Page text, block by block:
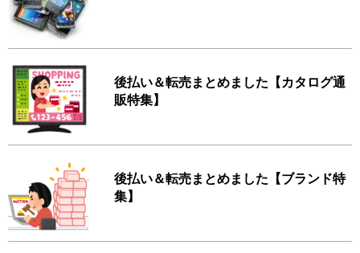
後払い＆転売まとめました【カタログ通
販特集】
後払い＆転売まとめました【ブランド特
集】